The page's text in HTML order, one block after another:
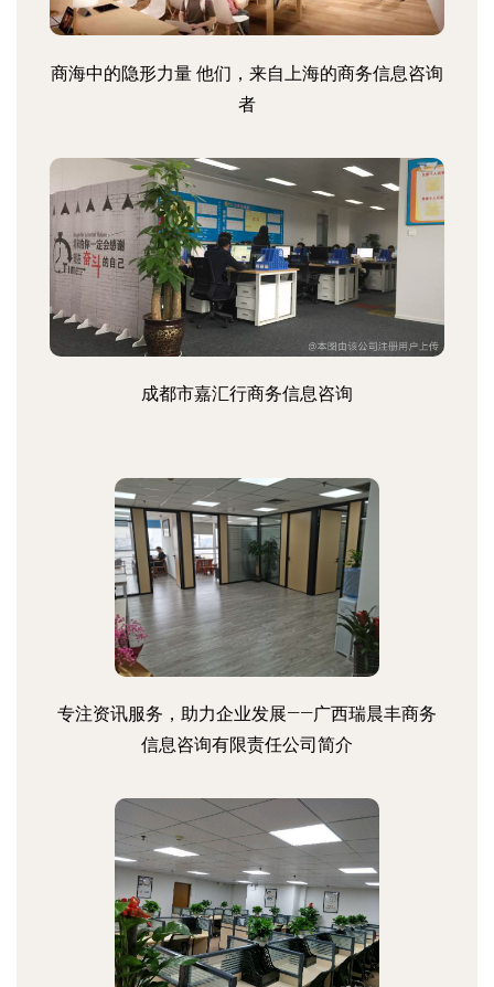
商海中的隐形力量 他们，来自上海的商务信息咨询
者
成都市嘉汇行商务信息咨询
专注资讯服务，助力企业发展——广西瑞晨丰商务
信息咨询有限责任公司简介